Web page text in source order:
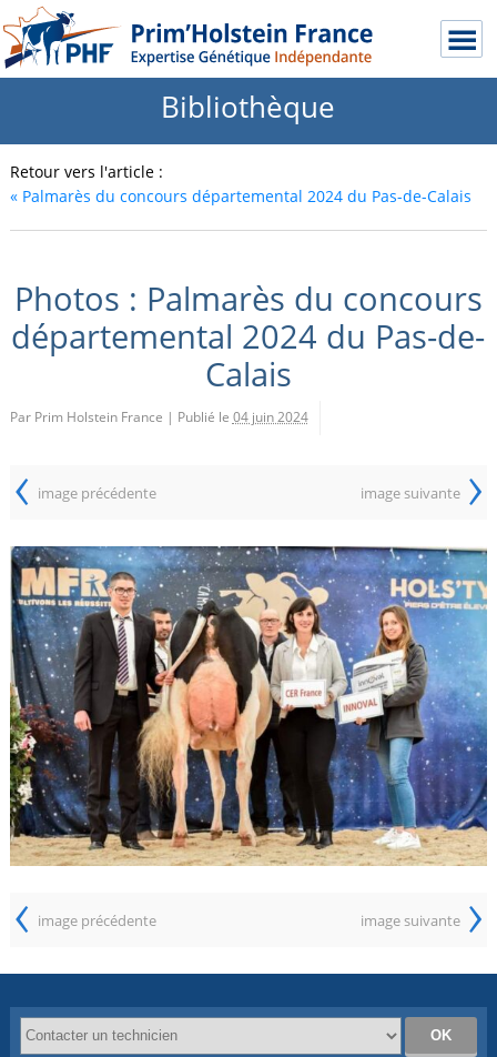
Bibliothèque
Retour vers l'article :
«Palmarès du concours départemental 2024 du Pas-de-Calais
Photos : Palmarès du concours
départemental 2024 du Pas-de-
Calais
Par Prim Holstein France | Publié le 04 juin 2024
‹ image précédente image suivante ›
‹ image précédente image suivante ›